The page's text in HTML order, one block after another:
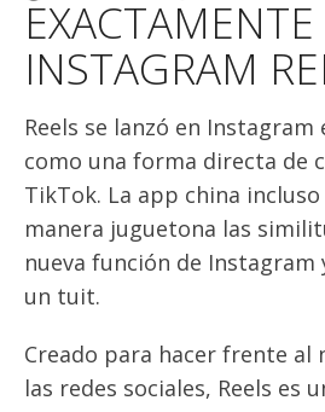
EXACTAMENTE
INSTAGRAM
Reels se lanzó en Instagram
como una forma directa de
TikTok. La app china
manera juguetona las
nueva función de
un tuit.
Creado para hacer frente al
las redes sociales, Reels es